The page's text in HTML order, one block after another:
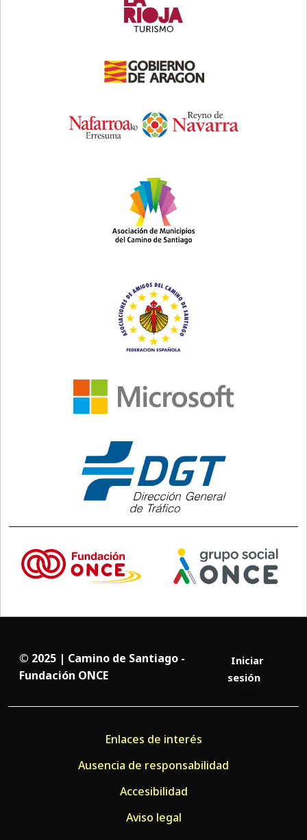
© 2025 | Camino de Santiago -
Fundación ONCE
Iniciar
sesión
Enlaces de interés
Ausencia de responsabilidad
Accesibilidad
Aviso legal